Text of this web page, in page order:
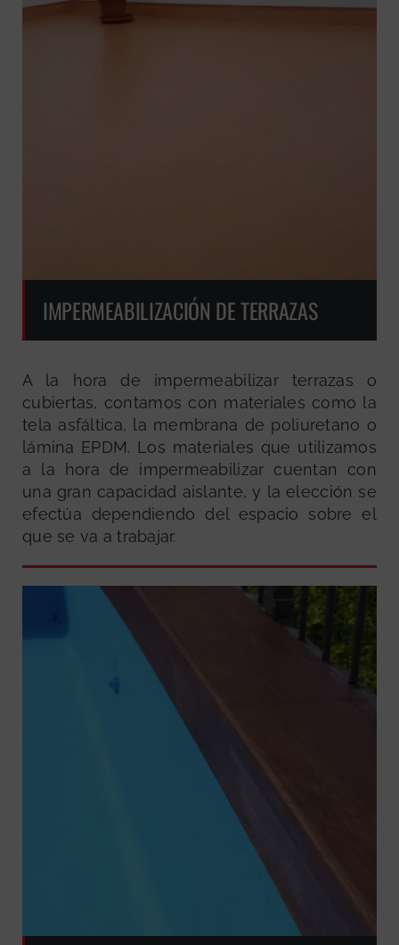
IMPERMEABILIZACIÓN DE TERRAZAS
A la hora de impermeabilizar terrazas o
cubiertas, contamos con materiales como la
tela asfáltica, la membrana de poliuretano o
lámina EPDM. Los materiales que utilizamos
a la hora de impermeabilizar cuentan con
una gran capacidad aislante, y la elección se
efectúa dependiendo del espacio sobre el
que se va a trabajar.